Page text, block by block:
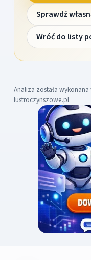
Sprawdź
Wróć do listy
Analiza została
lustroczynszowe.pl.